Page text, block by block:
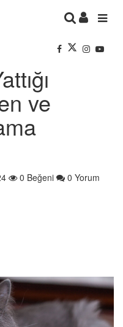
ve
0 Beğeni 0 Yorum